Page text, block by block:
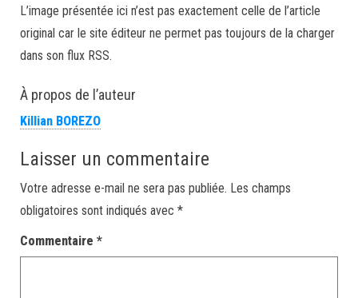
L’image présentée ici n’est pas exactement celle de l’article
original car le site éditeur ne permet pas toujours de la charger
dans son flux RSS.
À propos de l’auteur
Killian BOREZO
Laisser un commentaire
Votre adresse e-mail ne sera pas publiée. Les champs
obligatoires sont indiqués avec *
Commentaire *